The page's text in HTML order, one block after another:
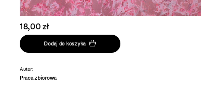
18,00 zł
Dodaj do koszyka
Autor:
Praca zbiorowa